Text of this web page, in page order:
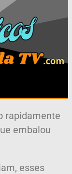
rapidamente
embalou
esses